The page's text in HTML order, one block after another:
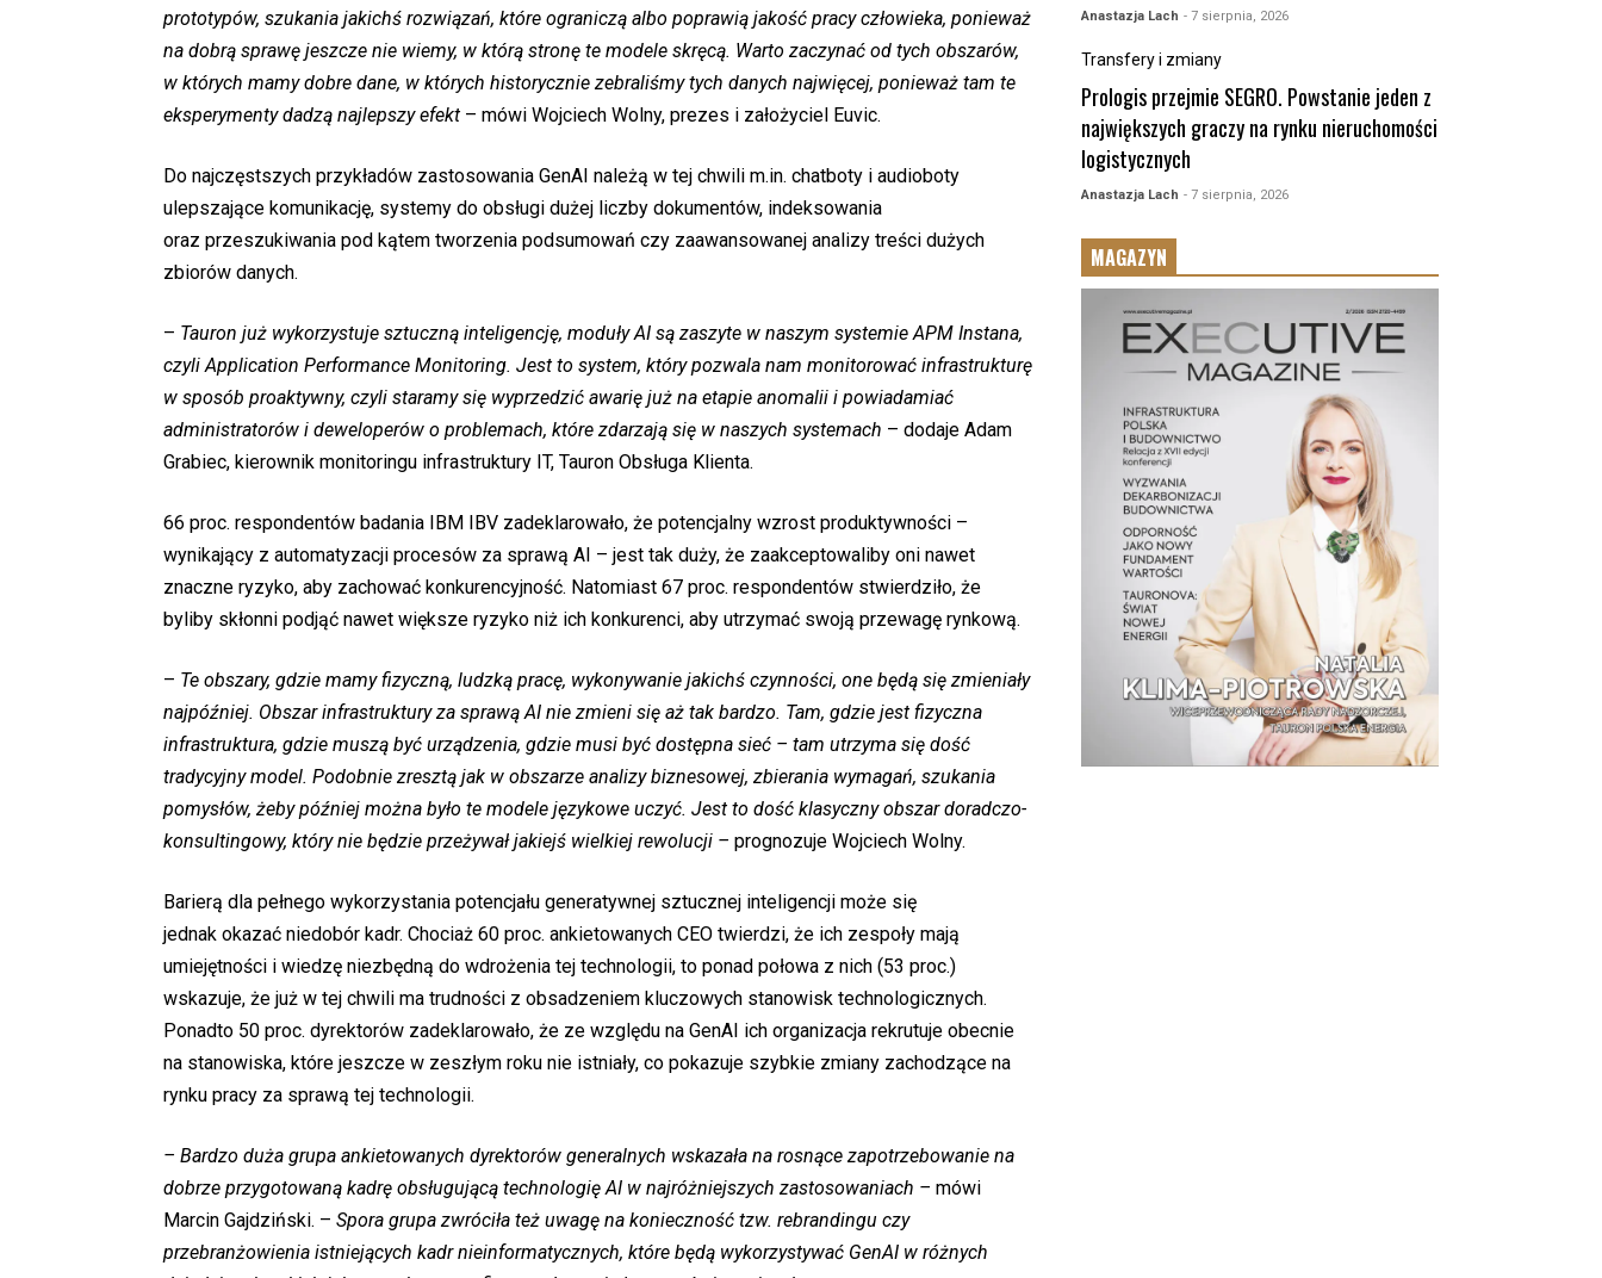
prototypów, szukania jakichś rozwiązań, które ograniczą albo poprawią jakość pracy człowieka, ponieważ
na dobrą sprawę jeszcze nie wiemy, w którą stronę te modele skręcą. Warto zaczynać od tych obszarów,
w których mamy dobre dane, w których historycznie zebraliśmy tych danych najwięcej, ponieważ tam te
eksperymenty dadzą najlepszy efekt – mówi Wojciech Wolny, prezes i założyciel Euvic.
Do najczęstszych przykładów zastosowania GenAI należą w tej chwili m.in. chatboty i audioboty
ulepszające komunikację, systemy do obsługi dużej liczby dokumentów, indeksowania
oraz przeszukiwania pod kątem tworzenia podsumowań czy zaawansowanej analizy treści dużych
zbiorów danych.
– Tauron już wykorzystuje sztuczną inteligencję, moduły AI są zaszyte w naszym systemie APM Instana,
czyli Application Performance Monitoring. Jest to system, który pozwala nam monitorować infrastrukturę
w sposób proaktywny, czyli staramy się wyprzedzić awarię już na etapie anomalii i powiadamiać
administratorów i deweloperów o problemach, które zdarzają się w naszych systemach – dodaje Adam
Grabiec, kierownik monitoringu infrastruktury IT, Tauron Obsługa Klienta.
66 proc. respondentów badania IBM IBV zadeklarowało, że potencjalny wzrost produktywności –
wynikający z automatyzacji procesów za sprawą AI – jest tak duży, że zaakceptowaliby oni nawet
znaczne ryzyko, aby zachować konkurencyjność. Natomiast 67 proc. respondentów stwierdziło, że
byliby skłonni podjąć nawet większe ryzyko niż ich konkurenci, aby utrzymać swoją przewagę rynkową.
– Te obszary, gdzie mamy fizyczną, ludzką pracę, wykonywanie jakichś czynności, one będą się zmieniały
najpóźniej. Obszar infrastruktury za sprawą AI nie zmieni się aż tak bardzo. Tam, gdzie jest fizyczna
infrastruktura, gdzie muszą być urządzenia, gdzie musi być dostępna sieć – tam utrzyma się dość
tradycyjny model. Podobnie zresztą jak w obszarze analizy biznesowej, zbierania wymagań, szukania
pomysłów, żeby później można było te modele językowe uczyć. Jest to dość klasyczny obszar doradczo-
konsultingowy, który nie będzie przeżywał jakiejś wielkiej rewolucji – prognozuje Wojciech Wolny.
Barierą dla pełnego wykorzystania potencjału generatywnej sztucznej inteligencji może się
jednak okazać niedobór kadr. Chociaż 60 proc. ankietowanych CEO twierdzi, że ich zespoły mają
umiejętności i wiedzę niezbędną do wdrożenia tej technologii, to ponad połowa z nich (53 proc.)
wskazuje, że już w tej chwili ma trudności z obsadzeniem kluczowych stanowisk technologicznych.
Ponadto 50 proc. dyrektorów zadeklarowało, że ze względu na GenAI ich organizacja rekrutuje obecnie
na stanowiska, które jeszcze w zeszłym roku nie istniały, co pokazuje szybkie zmiany zachodzące na
rynku pracy za sprawą tej technologii.
– Bardzo duża grupa ankietowanych dyrektorów generalnych wskazała na rosnące zapotrzebowanie na
dobrze przygotowaną kadrę obsługującą technologię AI w najróżniejszych zastosowaniach – mówi
Marcin Gajdziński. – Spora grupa zwróciła też uwagę na konieczność tzw. rebrandingu czy
przebranżowienia istniejących kadr nieinformatycznych, które będą wykorzystywać GenAI w różnych
Anastazja Lach - 7 sierpnia, 2026
Transfery i zmiany
Prologis przejmie SEGRO. Powstanie jeden z
największych graczy na rynku nieruchomości
logistycznych
Anastazja Lach - 7 sierpnia, 2026
MAGAZYN